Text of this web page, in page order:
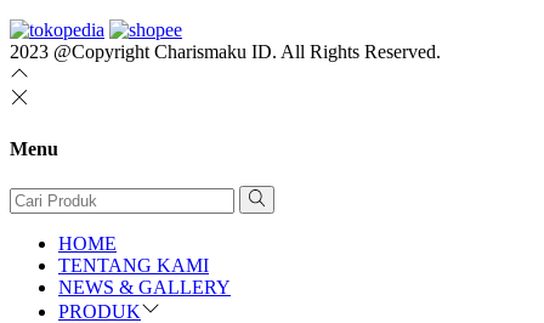
2023 @Copyright Charismaku ID. All Rights Reserved.
Menu
HOME
TENTANG KAMI
NEWS & GALLERY
PRODUK